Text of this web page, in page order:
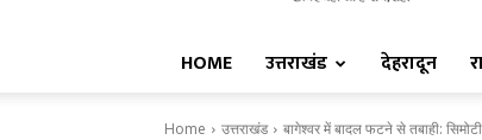
HOME उत्तराखंड देहरादून
Home उत्तराखंड बागेश्वर में बादल फटने से तबाही: